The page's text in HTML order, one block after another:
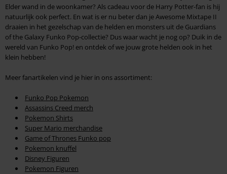
Elder wand in de woonkamer? Als cadeau voor de Harry Potter-fan is hij
natuurlijk ook perfect. En wat is er nu beter dan je Awesome Mixtape II
draaien in het gezelschap van de helden en monsters uit de Guardians
of the Galaxy Funko Pop-collectie? Dus waar wacht je nog op? Duik in de
wereld van Funko Pop! en ontdek of we jouw grote helden ook in het
klein hebben!
Meer fanartikelen vind je hier in ons assortiment:
Funko Pop Pokemon
Assassins Creed merch
Pokemon Shirts
Super Mario merchandise
Game of Thrones Funko pop
Pokemon knuffel
Disney Figuren
Pokemon Figuren